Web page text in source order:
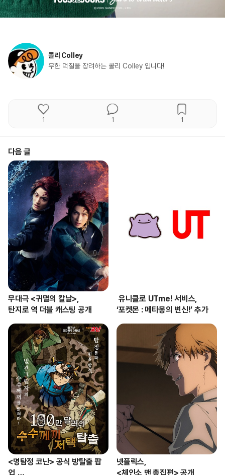
산리오 콜라보 한정판 키링
콜리 Colley
무한 덕질을 장려하는 콜리 Colley 입니다!
1 1 1
다음 글
무대극 <귀멸의 칼날>,
탄지로 역 더블 캐스팅 공개
유니클로 UTme! 서비스,
‘포켓몬 : 메타몽의 변신!’ 추가
<명탐정 코난> 공식 방탈출 팝
업,
넷플릭스,
<체인소 맨 총집편> 공개